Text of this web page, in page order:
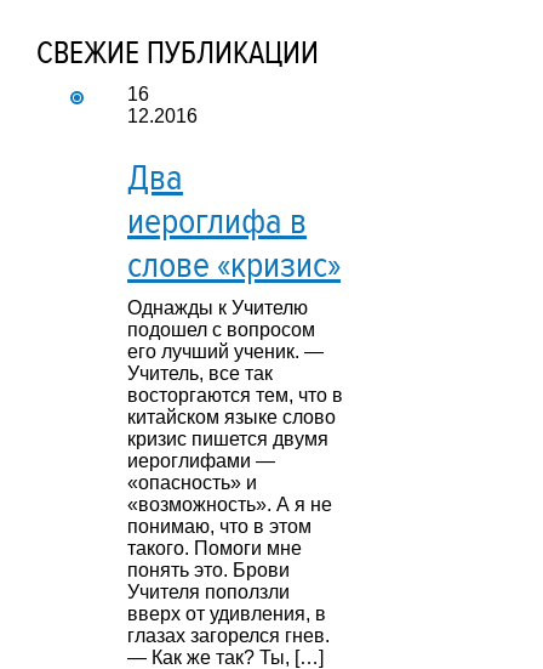
СВЕЖИЕ ПУБЛИКАЦИИ
16
12.2016
Два
иероглифа в
слове «кризис»
Однажды к Учителю
подошел с вопросом
его лучший ученик. —
Учитель, все так
восторгаются тем, что в
китайском языке слово
кризис пишется двумя
иероглифами —
«опасность» и
«возможность». А я не
понимаю, что в этом
такого. Помоги мне
понять это. Брови
Учителя поползли
вверх от удивления, в
глазах загорелся гнев.
— Как же так? Ты, […]